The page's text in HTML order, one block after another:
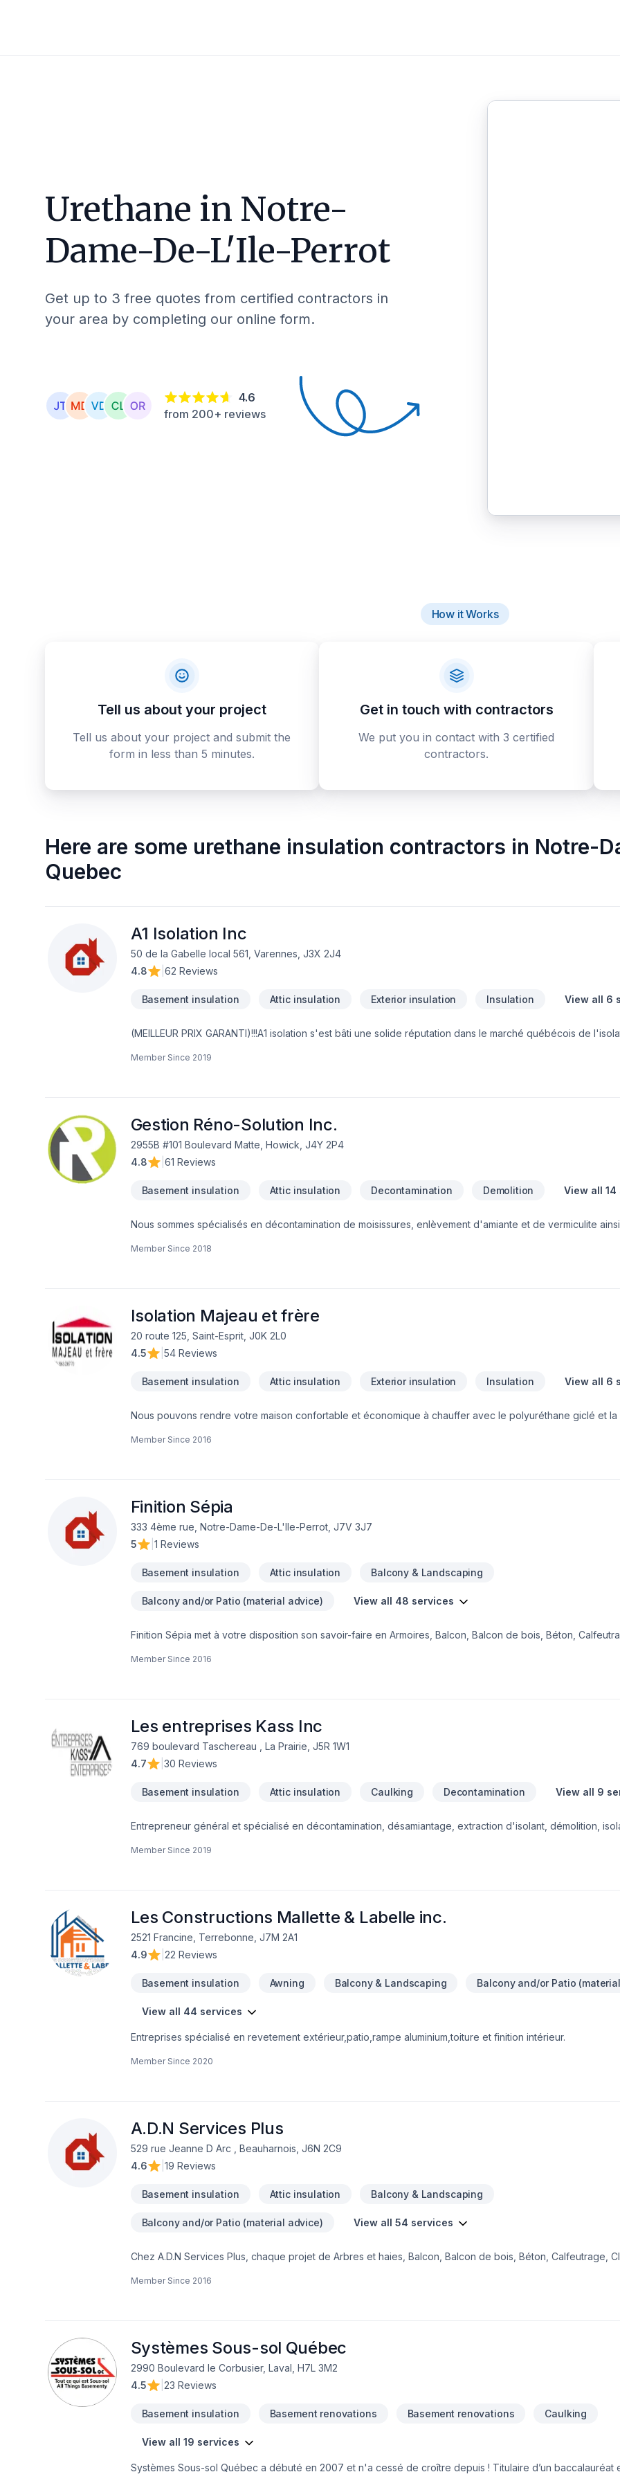
Urethane in Notre-
Dame-De-L'Ile-Perrot
Get up to 3 free quotes from certified contractors in
your area by completing our online form.
4.6
from 200+ reviews
How it Works
Tell us about your project
Tell us about your project and submit the
form in less than 5 minutes.
Get in touch with contractors
We put you in contact with 3 certified
contractors.
Here are some urethane insulation contractors in Notre-
Quebec
A1 Isolation Inc
50 de la Gabelle local 561, Varennes, J3X 2J4
4.8
62 Reviews
Basement insulation Attic insulation Exterior insulation Insulation View all 6
(MEILLEUR PRIX GARANTI)!!!A1 isolation s'est bâti une solide réputation dans le marché québécois de
autant d'entrepreneurs en construction que de particuliers. L'entreprise offre une variété de services
4827 RBQ:5715-8859-01 infoa1isolation@gmail.com
Member Since 2019
Gestion Réno-Solution Inc.
2955B #101 Boulevard Matte, Howick, J4Y 2P4
4.8
61 Reviews
Basement insulation Attic insulation Decontamination Demolition View all
Nous sommes spécialisés en décontamination de moisissures, enlèvement d'amiante et de vermiculite
sur demande, dans d'autres régions aussi éloignées que l'Abitibi et le bas du fleuve d'un côté et Gatineau
Member Since 2018
Isolation Majeau et frère
20 route 125, Saint-Esprit, J0K 2L0
4.5
54 Reviews
Basement insulation Attic insulation Exterior insulation Insulation View all 6
Nous pouvons rendre votre maison confortable et économique à chauffer avec le polyuréthane giclé et la
Member Since 2016
Finition Sépia
333 4ème rue, Notre-Dame-De-L'Ile-Perrot, J7V 3J7
5
1 Reviews
Basement insulation Attic insulation Balcony & Landscaping
Balcony and/or Patio (material advice) View all 48 services
Finition Sépia met à votre disposition son savoir-faire en Armoires, Balcon, Balcon de bois, Béton,
entre-toît, Isolation mur, Isolation sous-sol, Margelle, Meubles, Patio, Peinture, Plancher, Portes et fenêtres,
vous aider.
Member Since 2016
Les entreprises Kass Inc
769 boulevard Taschereau , La Prairie, J5R 1W1
4.7
30 Reviews
Basement insulation Attic insulation Caulking Decontamination View all 9
Entrepreneur général et spécialisé en décontamination, désamiantage, extraction d'isolant, démolition,
Member Since 2019
Les Constructions Mallette & Labelle inc.
2521 Francine, Terrebonne, J7M 2A1
4.9
22 Reviews
Basement insulation Awning Balcony & Landscaping Balcony and/or Patio
View all 44 services
Entreprises spécialisé en revetement extérieur,patio,rampe aluminium,toiture et finition intérieur.
Member Since 2020
A.D.N Services Plus
529 rue Jeanne D Arc , Beauharnois, J6N 2C9
4.6
19 Reviews
Basement insulation Attic insulation Balcony & Landscaping
Balcony and/or Patio (material advice) View all 54 services
Chez A.D.N Services Plus, chaque projet de Arbres et haies, Balcon, Balcon de bois, Béton, Calfeutrage,
mur, Isolation sous-sol, Maçonnerie, Margelle, Patio, Peinture, Peinture extérieur, Plancher, Plomberie,
Confiez votre projet à une équipe qui a à cœur votre sat
Member Since 2016
Systèmes Sous-sol Québec
2990 Boulevard le Corbusier, Laval, H7L 3M2
4.5
23 Reviews
Basement insulation Basement renovations Basement renovations Caulking
View all 19 services
Systèmes Sous-sol Québec a débuté en 2007 et n'a cessé de croître depuis ! Titulaire d’un baccalauréat